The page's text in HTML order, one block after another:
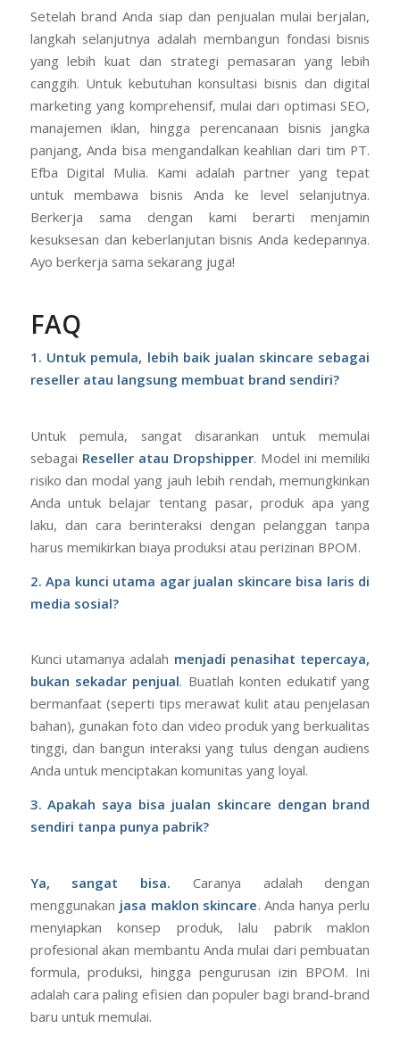
Setelah brand Anda siap dan penjualan mulai berjalan,
langkah selanjutnya adalah membangun fondasi bisnis
yang lebih kuat dan strategi pemasaran yang lebih
canggih. Untuk kebutuhan konsultasi bisnis dan digital
marketing yang komprehensif, mulai dari optimasi SEO,
manajemen iklan, hingga perencanaan bisnis jangka
panjang, Anda bisa mengandalkan keahlian dari tim PT.
Efba Digital Mulia. Kami adalah partner yang tepat
untuk membawa bisnis Anda ke level selanjutnya.
Berkerja sama dengan kami berarti menjamin
kesuksesan dan keberlanjutan bisnis Anda kedepannya.
Ayo berkerja sama sekarang juga!
FAQ
1. Untuk pemula, lebih baik jualan skincare sebagai
reseller atau langsung membuat brand sendiri?
Untuk pemula, sangat disarankan untuk memulai
sebagai Reseller atau Dropshipper. Model ini memiliki
risiko dan modal yang jauh lebih rendah, memungkinkan
Anda untuk belajar tentang pasar, produk apa yang
laku, dan cara berinteraksi dengan pelanggan tanpa
harus memikirkan biaya produksi atau perizinan BPOM.
2. Apa kunci utama agar jualan skincare bisa laris di
media sosial?
Kunci utamanya adalah menjadi penasihat tepercaya,
bukan sekadar penjual. Buatlah konten edukatif yang
bermanfaat (seperti tips merawat kulit atau penjelasan
bahan), gunakan foto dan video produk yang berkualitas
tinggi, dan bangun interaksi yang tulus dengan audiens
Anda untuk menciptakan komunitas yang loyal.
3. Apakah saya bisa jualan skincare dengan brand
sendiri tanpa punya pabrik?
Ya, sangat bisa. Caranya adalah dengan
menggunakan jasa maklon skincare. Anda hanya perlu
menyiapkan konsep produk, lalu pabrik maklon
profesional akan membantu Anda mulai dari pembuatan
formula, produksi, hingga pengurusan izin BPOM. Ini
adalah cara paling efisien dan populer bagi brand-brand
baru untuk memulai.